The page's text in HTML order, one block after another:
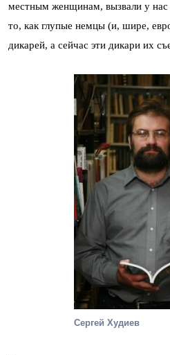
местным женщинам, вызвали у нас
то, как глупые немцы (и, шире,
дикарей, а сейчас эти дикари их
Сергей Худиев